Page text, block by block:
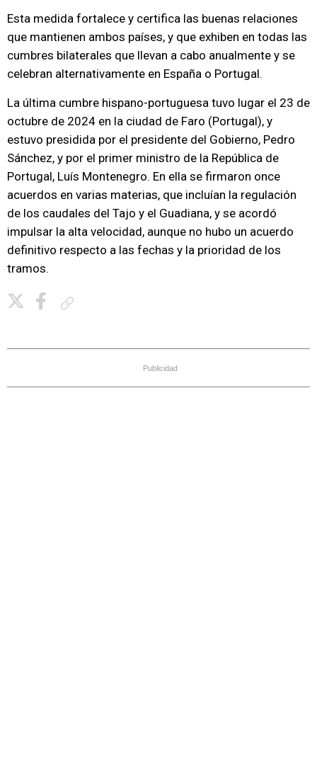
Esta medida fortalece y certifica las buenas relaciones
que mantienen ambos países, y que exhiben en todas las
cumbres bilaterales que llevan a cabo anualmente y se
celebran alternativamente en España o Portugal.
La última cumbre hispano-portuguesa tuvo lugar el 23 de
octubre de 2024 en la ciudad de Faro (Portugal), y
estuvo presidida por el presidente del Gobierno, Pedro
Sánchez, y por el primer ministro de la República de
Portugal, Luís Montenegro. En ella se firmaron once
acuerdos en varias materias, que incluían la regulación
de los caudales del Tajo y el Guadiana, y se acordó
impulsar la alta velocidad, aunque no hubo un acuerdo
definitivo respecto a las fechas y la prioridad de los
tramos.
Publicidad